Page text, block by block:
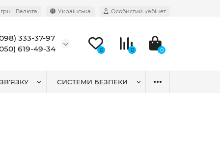
грн. Валюта Українська Особистий кабінет
333-37-97
619-49-34
0 0 0
СИСТЕМИ БЕЗПЕКИ